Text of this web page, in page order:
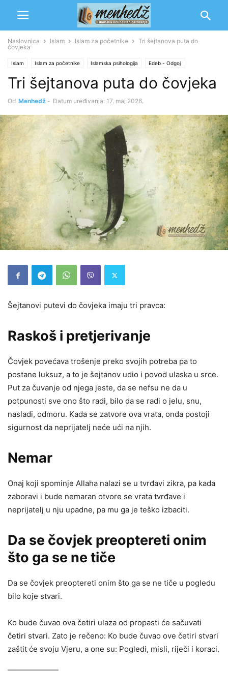
Naslovnica Islam Islam za početnike
Tri šejtanova puta do
čovjeka
Islam Islam za početnike Islamska psihologija Edeb - Odgoj
Odgoj duše Poziv u islam
Tri šejtanova puta do čovjeka
Od Menhedž - Datum uređivanja: 17. maj 2026.
Šejtanovi putevi do čovjeka imaju tri pravca:
Raskoš i pretjerivanje
Čovjek povećava trošenje preko svojih potreba pa to
postane luksuz, a to je šejtanov udio i povod ulaska u srce.
Put za čuvanje od njega jeste, da se nefsu ne da u
potpunosti sve ono što radi, bilo da se radi o jelu, snu,
nasladi, odmoru. Kada se zatvore ova vrata, onda postoji
sigurnost da neprijatelj neće ući na njih.
Nemar
Onaj koji spominje Allaha nalazi se u tvrđavi zikra, pa kada
zaboravi i bude nemaran otvore se vrata tvrđave i
neprijatelj u nju upadne, pa mu ga je teško izbaciti.
Da se čovjek preoptereti onim
što ga se ne tiče
Da se čovjek preoptereti onim što ga se ne tiče u pogledu
bilo koje stvari.
Ko bude čuvao ova četiri ulaza od propasti će sačuvati
četiri stvari. Zato je rečeno: Ko bude čuvao ove četiri stvari
zaštit će svoju Vjeru, a one su: Pogledi, misli, riječi i koraci.